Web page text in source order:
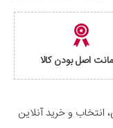
اصل بودن کالا
انتخاب و خرید آنلاین